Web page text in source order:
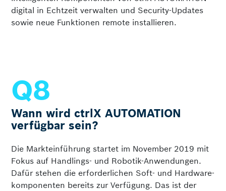
digital in Echtzeit verwalten und Security-Updates
sowie neue Funktionen remote installieren.
Wann wird ctrlX AUTOMATION
verfügbar sein?
Die Markteinführung startet im November 2019 mit
Fokus auf Handlings- und Robotik-Anwendungen.
Dafür stehen die erforderlichen Soft- und Hardware­
komponenten bereits zur Verfügung. Das ist der